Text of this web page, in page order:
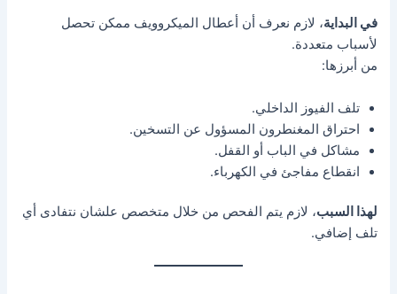
في البداية، لازم نعرف أن أعطال الميكروويف ممكن تحصل
لأسباب متعددة.
من أبرزها:
تلف الفيوز الداخلي.
احتراق المغنطرون المسؤول عن التسخين.
مشاكل في الباب أو القفل.
انقطاع مفاجئ في الكهرباء.
لهذا السبب، لازم يتم الفحص من خلال متخصص علشان نتفادى أي
تلف إضافي.